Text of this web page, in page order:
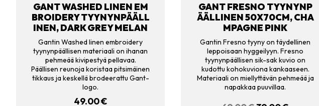
GANT WASHED LINEN EM
BROIDERY TYYNYNPÄÄLL
INEN, DARK GREY MELAN
Gantin Washed linen embroidery
tyynynpäällisen materiaali on ihanan
pehmeää kivipestyä pellavaa.
Päällisen reunoja koristaa pitsimäinen
tikkaus ja keskellä brodeerattu Gant-
logo.
49.00€
GANT FRESNO TYYNYNP
ÄÄLLINEN 50X70CM, CHA
MPAGNE PINK
Gantin Fresno tyyny on täydellinen
leppoisaan hyggeilyyn. Fresno
tyynynpäällisen sik-sak kuvio on
kudottu kohokuviona kankaaseen.
Materiaali on miellyttävän pehmeää ja
napakkaa puuvillaa.